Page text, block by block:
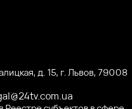
д. 15, г. Львов, 79008